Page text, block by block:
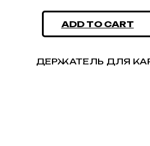
ADD TO CART
ДЕРЖАТЕЛЬ ДЛЯ